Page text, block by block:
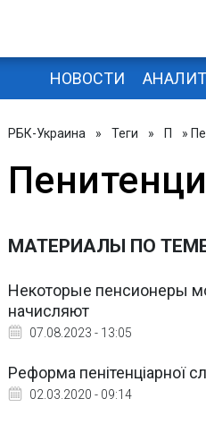
НОВОСТИ
РБК-Украина » Теги » П »
МАТЕРИАЛЫ ПО
Некоторые пенсионеры
начисляют
07.08.2023 - 13:05
Реформа пенітенціарної
02.03.2020 - 09:14